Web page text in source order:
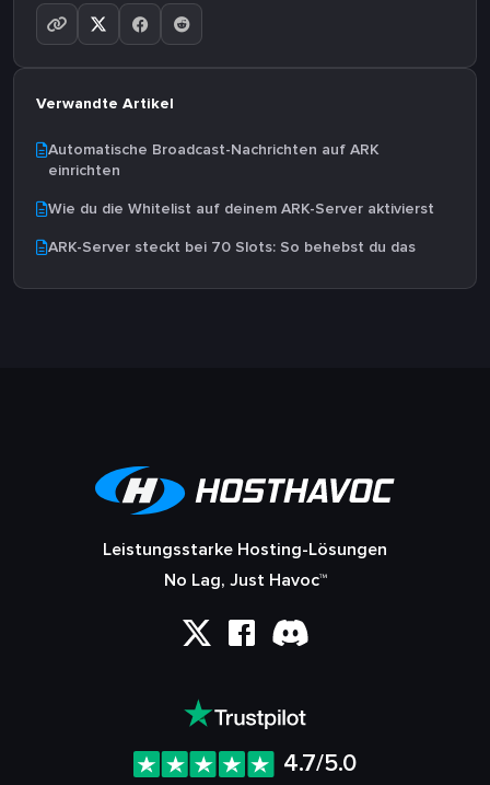
Verwandte Artikel
Automatische Broadcast-Nachrichten auf ARK
einrichten
Wie du die Whitelist auf deinem ARK-Server aktivierst
ARK-Server steckt bei 70 Slots: So behebst du das
Leistungsstarke Hosting-Lösungen
No Lag, Just Havoc™
4.7/5.0